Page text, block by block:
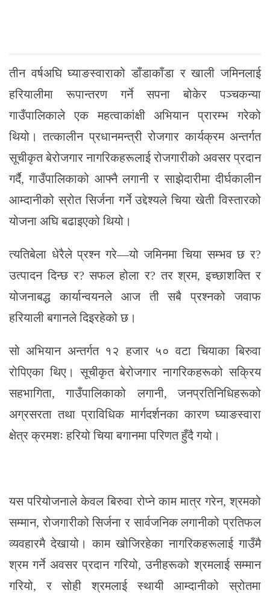
तीन वर्षअघि घ्याङस्वाराको डाँडाकाँडा र खाली जमिनलाई
हरियालीमा रूपान्तरण गर्ने सपना बोकेर पञ्चकन्या
गाउँपालिकाले एक महत्वाकांक्षी अभियान प्रारम्भ गरेको
थियो। तत्कालीन प्रधानमन्त्री रोजगार कार्यक्रम अन्तर्गत
सूचीकृत बेरोजगार नागरिकहरूलाई रोजगारीको अवसर प्रदान
गर्दै, गाउँपालिकाको आफ्नै लगानी र साझेदारीमा दीर्घकालीन
आम्दानीको स्रोत सिर्जना गर्ने उद्देश्यले चिया खेती विस्तारको
योजना अघि बढाइएको थियो।
त्यतिबेला धेरैले प्रश्न गरे—यो जमिनमा चिया सम्भव छ र?
उत्पादन दिन्छ र? सफल होला र? तर श्रम, इच्छाशक्ति र
योजनाबद्ध कार्यान्वयनले आज ती सबै प्रश्नको जवाफ
हरियाली बगानले दिइरहेको छ।
सो अभियान अन्तर्गत १२ हजार ५० वटा चियाका बिरुवा
रोपिएका थिए। सूचीकृत बेरोजगार नागरिकहरूको सक्रिय
सहभागिता, गाउँपालिकाको लगानी, जनप्रतिनिधिहरूको
अग्रसरता तथा प्राविधिक मार्गदर्शनका कारण घ्याङस्वारा
क्षेत्र क्रमशः हरियो चिया बगानमा परिणत हुँदै गयो।
यस परियोजनाले केवल बिरुवा रोप्ने काम मात्र गरेन, श्रमको
सम्मान, रोजगारीको सिर्जना र सार्वजनिक लगानीको प्रतिफल
व्यवहारमै देखायो। काम खोजिरहेका नागरिकहरूलाई गाउँमै
श्रम गर्ने अवसर प्रदान गरियो, उनीहरूको श्रमलाई सम्मान
गरियो, र सोही श्रमलाई स्थायी आम्दानीको स्रोतमा